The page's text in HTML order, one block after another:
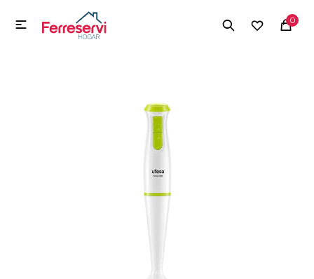
0

MI CUENTA
Herramientas y Construcción